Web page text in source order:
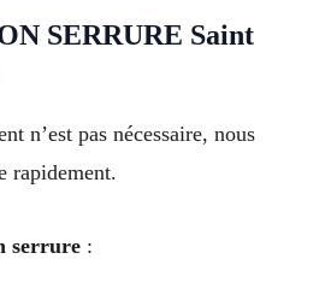
SERRURE Saint
n’est pas nécessaire, nous
rapidement.
serrure: